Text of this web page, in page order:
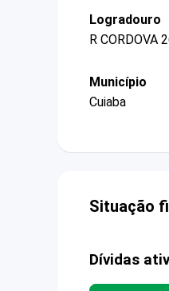
Logradouro
R CORDOVA
Município
Cuiaba
Situação
Dívidas